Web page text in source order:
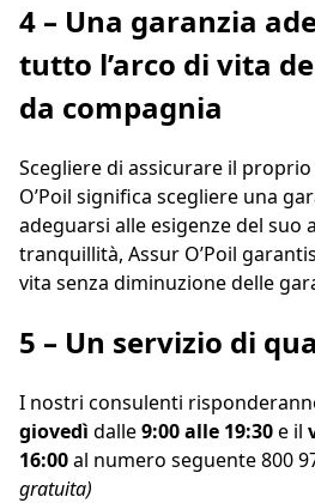
4 – Una garanzia
tutto l’arco di vita
da compagnia
Scegliere di assicurare il
O’Poil significa scegliere una
adeguarsi alle esigenze del suo
tranquillità, Assur O’Poil
vita senza diminuzione delle
5 – Un servizio di
I nostri consulenti
giovedì dalle9:00 alle 19:30e il
16:00al numero seguente800
gratuita)